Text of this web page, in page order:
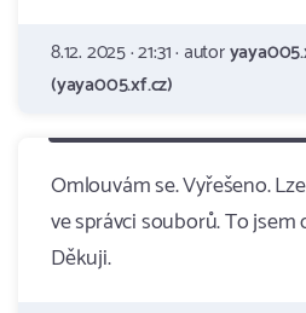
8.12. 2025 · 21:31 · autor
(yaya005.xf.cz)
Omlouvám se. Vyřešeno.
ve správci souborů. To jsem
Děkuji.